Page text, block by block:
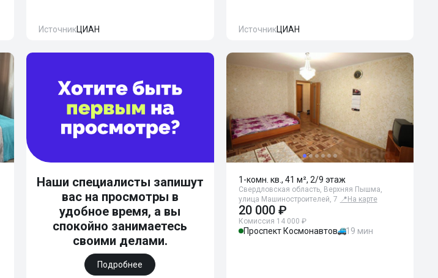
ИсточникЦИАН ИсточникЦИАН
Наши специалисты запишут
вас на просмотры в
удобное время, а вы
спокойно занимаетесь
своими делами.
Подробнее
1-комн. кв., 41 м², 2/9 этаж
Свердловская область, Верхняя Пышма,
улица Машиностроителей, 7 📍 На карте
20 000 ₽
Комиссия 14 000 ₽
Проспект Космонавтов 19 мин